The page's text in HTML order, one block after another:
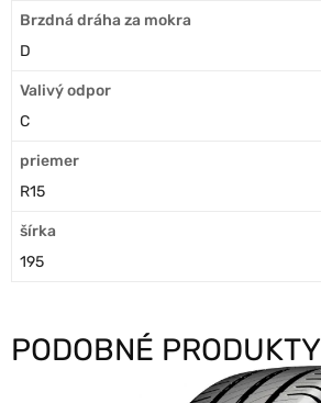
Brzdná dráha za mokra
D
Valivý odpor
C
priemer
R15
šírka
195
PODOBNÉ PRODUKTY